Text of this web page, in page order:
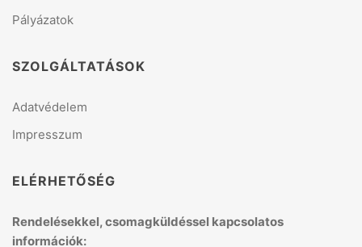
Pályázatok
SZOLGÁLTATÁSOK
Adatvédelem
Impresszum
ELÉRHETŐSÉG
Rendelésekkel, csomagküldéssel kapcsolatos
információk: